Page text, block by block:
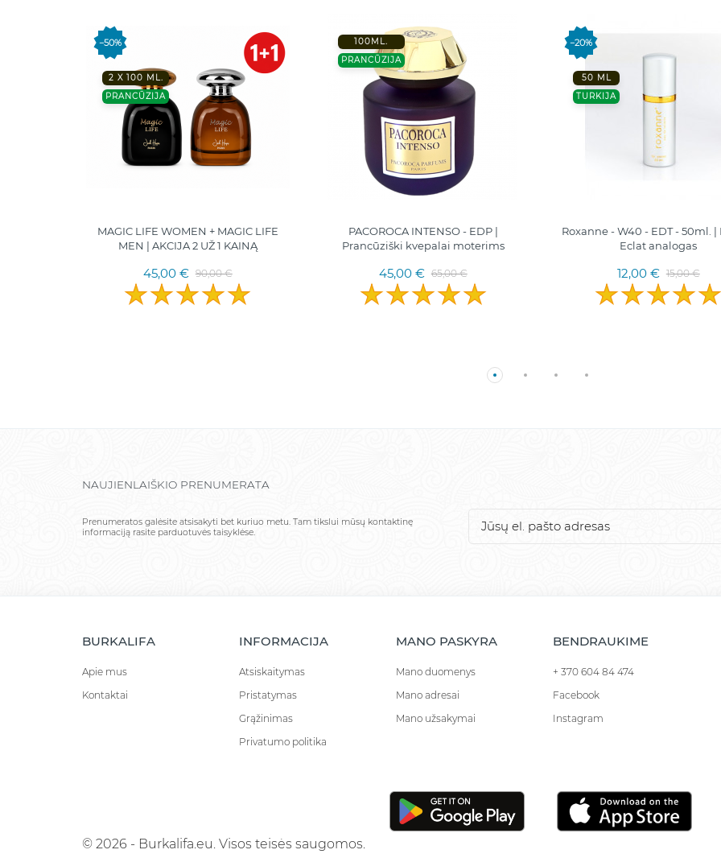
−50%
2 X 100 ML.
PRANCŪZIJA
MAGIC LIFE WOMEN + MAGIC LIFE
MEN | AKCIJA 2 UŽ 1 KAINĄ
45,00 € 90,00 €
100ML.
PRANCŪZIJA
PACOROCA INTENSO - EDP |
Prancūziški kvepalai moterims
45,00 € 65,00 €
−20%
50 ML
TURKIJA
Roxanne - W40 - EDT - 50ml.
Eclat analogas
12,00 € 15,00 €
NAUJIENLAIŠKIO PRENUMERATA
Prenumeratos galėsite atsisakyti bet kuriuo metu. Tam tikslui mūsų kontaktinę
informaciją rasite parduotuvės taisyklėse.
BURKALIFA
Apie mus
Kontaktai
INFORMACIJA
Atsiskaitymas
Pristatymas
Grąžinimas
Privatumo politika
MANO PASKYRA
Mano duomenys
Mano adresai
Mano užsakymai
BENDRAUKIME
+ 370 604 84 474
Facebook
Instagram
© 2026 - Burkalifa.eu. Visos teisės saugomos.